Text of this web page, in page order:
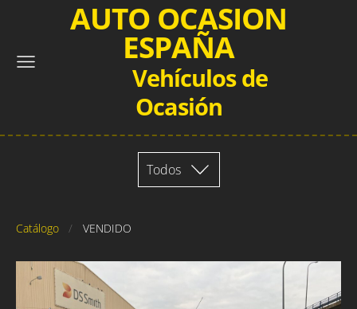
AUTO OCASION
ESPAÑA
Vehículos de
Ocasión
Todos
Catálogo VENDIDO